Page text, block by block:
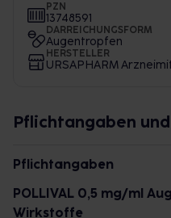
PZN
13748591
DARREICHUNGSFORM
Augentropfen
HERSTELLER
URSAPHARM
Pflichtangaben
Pflichtangaben
POLLIVAL 0,5 mg/ml
Wirkstoffe